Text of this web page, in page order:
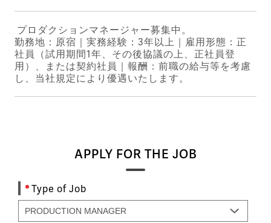
プロダクションマネージャー募集中。
勤務地：原宿｜実務経験：3年以上｜雇用形態：正
社員（試用期間1年、その後協議の上、正社員登
用）、または契約社員｜報酬：前職の給与等を考慮
し、当社規定により優遇いたします。
APPLY FOR THE JOB
Type of Job